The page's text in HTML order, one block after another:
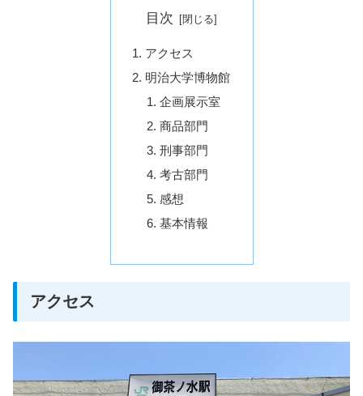
目次
アクセス
明治大学博物館
企画展示室
商品部門
刑事部門
考古部門
感想
基本情報
アクセス